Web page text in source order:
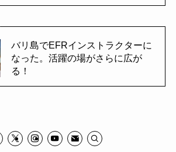
バリ島でEFRインストラクターに
なった。活躍の場がさらに広が
る！